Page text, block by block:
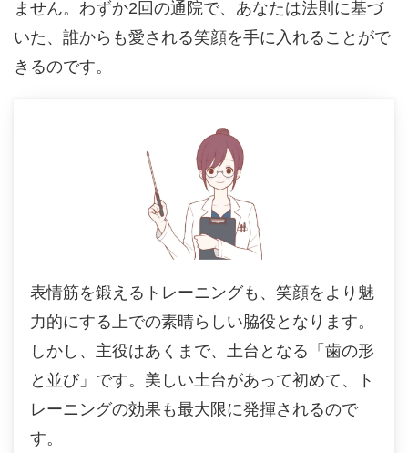
ません。 わずか2回の通院で、あなたは法則に基づ
いた、誰からも愛される笑顔を手に入れることがで
きるのです。
表情筋を鍛えるトレーニングも、笑顔をより魅
力的にする上での素晴らしい脇役となります。
しかし、主役はあくまで、土台となる「歯の形
と並び」です。美しい土台があって初めて、ト
レーニングの効果も最大限に発揮されるので
す。